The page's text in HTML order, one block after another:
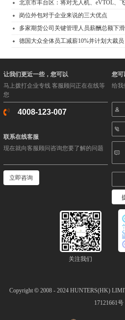
北京市丰台区：将对无人机、eVTOL、
岗位外包对于企业来说的三大优点
多家期货公司关键管理人员薪酬总额下滑
德国大众全体员工减薪10%并计划大裁员
让我们更近一些，您可以
马上拨打企业专线 客服顾问正在在线等
您
4008-123-007
联系在线客服
现在就向客服顾问咨询您要了解的问题
立即咨询
您可
给我
关注我们
Copyright© 2008 - 2024HUNTERS(HK)
17121661号